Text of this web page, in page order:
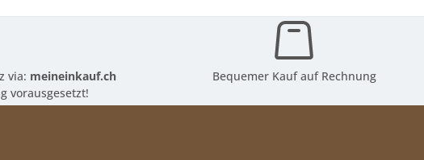
via: meineinkauf.ch
vorausgesetzt!
Bequemer Kauf auf Rechnung